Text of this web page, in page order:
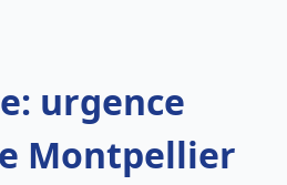
urgence
Montpellier